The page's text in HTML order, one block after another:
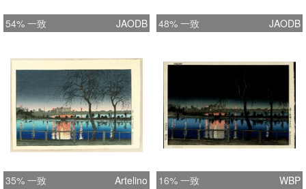
54% 一致 JAODB 48% 一致 JAODB
35% 一致 Artelino 16% 一致 WBP